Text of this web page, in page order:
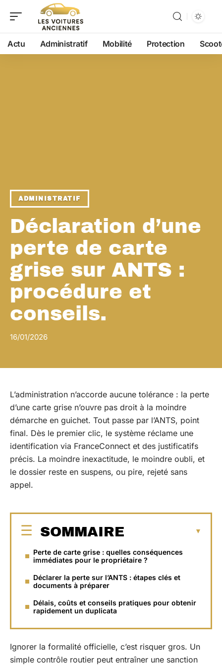
Actu Administratif Mobilité Protection
ADMINISTRATIF
Déclaration d’une
perte de carte
grise sur ANTS :
procédure et
conseils.
16/01/2026
L’administration n’accorde aucune tolérance : la perte
d’une carte grise n’ouvre pas droit à la moindre
démarche en guichet. Tout passe par l’ANTS, point
final. Dès le premier clic, le système réclame une
identification via FranceConnect et des justificatifs
précis. La moindre inexactitude, le moindre oubli, et
le dossier reste en suspens, ou pire, rejeté sans
appel.
SOMMAIRE
Perte de carte grise : quelles conséquences
immédiates pour le propriétaire ?
Déclarer la perte sur l’ANTS : étapes clés et
documents à préparer
Délais, coûts et conseils pratiques pour obtenir
rapidement un duplicata
Ignorer la formalité officielle, c’est risquer gros. Un
simple contrôle routier peut entraîner une sanction